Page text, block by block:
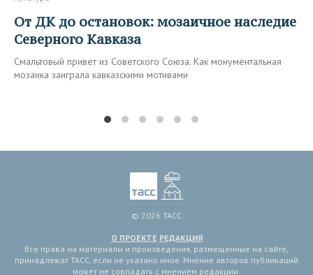
От ДК до остановок: мозаичное наследие
Северного Кавказа
Смальтовый привет из Советского Союза. Как монументальная
мозаика заиграла кавказскими мотивами
© 2026 ТАСС
О ПРОЕКТЕ РЕДАКЦИЯ
Все права на материалы и произведения, размещенные на сайте,
принадлежат ТАСС, если не указано иное. Мнение авторов публикаций
может не совпадать с мнением редакции.